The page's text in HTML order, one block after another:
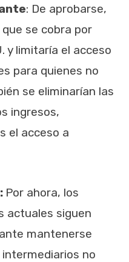
: De aprobarse,
se cobra por
y limitaría el acceso
para quienes no
se eliminarían las
ingresos,
el acceso a
Por ahora, los
actuales siguen
mantenerse
no